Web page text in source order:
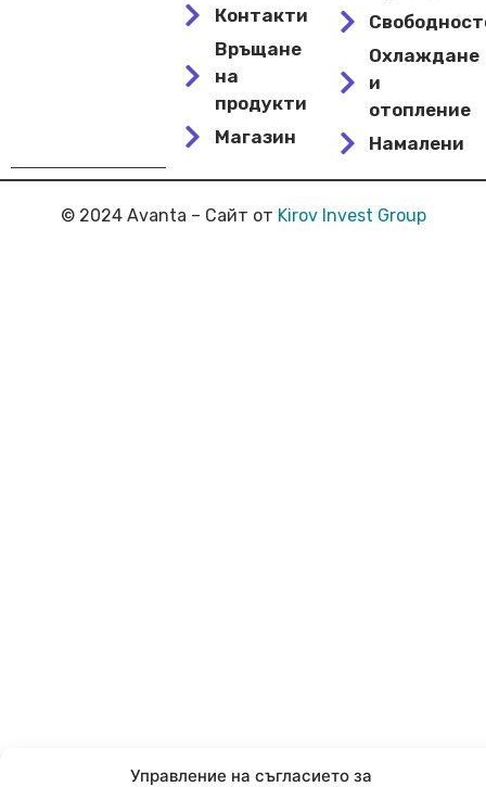
Управление на съгласието за
Контакти
Връщане
на
продукти
Магазин
Охлаждане
и
отопление
Намалени
© 2024 Avanta – Сайт от Kirov Invest Group